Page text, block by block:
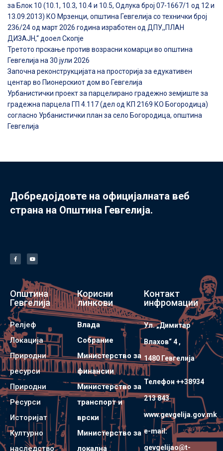
за Блок 10 (10.1, 10.3, 10.4 и 10.5, Одлука број 07-1667/1 од 12 и
13.09.2013) КО Мрзенци, општина Гевгелија со технички број
236/24 од март 2026 година изработен од ДПУ,,ПЛАН
ДИЗАЈН,“ дооел Скопје
Третото прскање против возрасни комарци во општина
Гевгелија на 30 јули 2026
Започна реконструкцијата на просторија за едукативен
центар во Пионерскиот дом во Гевгелија
Урбанистички проект за парцелирано градежно земјиште за
градежна парцела ГП 4.117 (дел од КП 2169 КО Богородица)
согласно Урбанистички план за село Богородица, општина
Гевгелија
Добредојдовте на официјалната веб
страна на Општина Гевгелија.
Општина
Гевгелија
Релјеф
Локација
Природни
ресурси
Природни
Ресурси
Историјат
Културно
наследство
Корисни
линкови
Влада
Собрание
Министерство за
финансии
Министерство за
транспорт и
врски
Министерство за
локална
Контакт
инфромации
Ул. „Димитар
Влахов“ 4 ,
1480 Гевгелијa
Телефон ++38934
213 843
www.gevgelija.gov.mk
e-mail:
gevgelijao@t-